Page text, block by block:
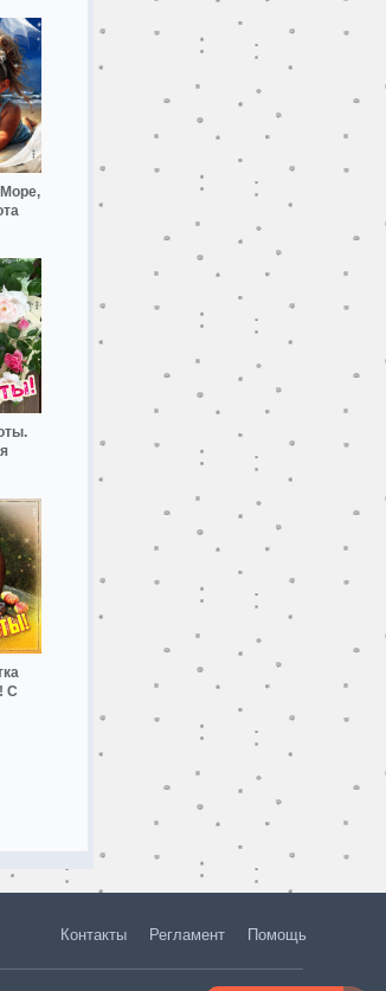
С
Контакты Регламент Помощь